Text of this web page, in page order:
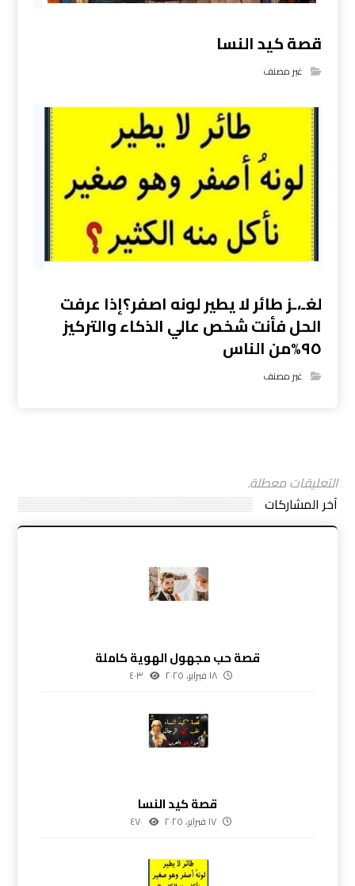
قصة كيد النسا
غير مصنف
لغـ،ـز طائر لا يطير لونه اصفر؟إذا عرفت
الحل فأنت شخص عالي الذكاء والتركيز
٩٥%من الناس
غير مصنف
التعليقات معطلة.
آخر المشاركات
قصة حب مجهول الهوية كاملة
١٨ فبراير، ٢٠٢٥ ٤٠٣
قصة كيد النسا
١٧ فبراير، ٢٠٢٥ ٤٧٠